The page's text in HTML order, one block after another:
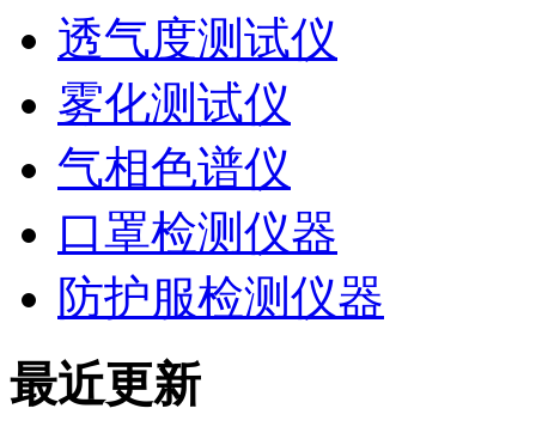
透气度测试仪
雾化测试仪
气相色谱仪
口罩检测仪器
防护服检测仪器
最近更新